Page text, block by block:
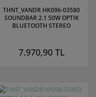
THNT_VANDR HK096-03580
SOUNDBAR 2.1 50W OPTIK
BLUETOOTH STEREO
7.970,90 TL